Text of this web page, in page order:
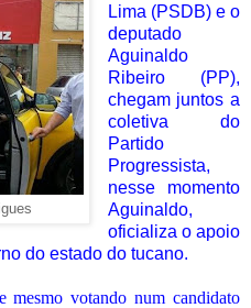
Lima (PSDB) e o
deputado
Aguinaldo
Ribeiro (PP),
chegam juntos a
coletiva do
Partido
Progressista,
nesse momento
Aguinaldo,
oficializa o apoio
do estado do tucano.
mesmo votando num candidato